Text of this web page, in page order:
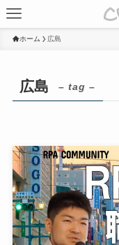
ホーム 広島
広島 – tag –